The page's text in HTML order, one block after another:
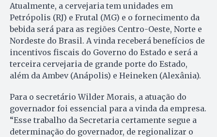
Atualmente, a cervejaria tem unidades em
Petrópolis (RJ) e Frutal (MG) e o fornecimento da
bebida será para as regiões Centro-Oeste, Norte e
Nordeste do Brasil. A vinda receberá benefícios de
incentivos fiscais do Governo do Estado e será a
terceira cervejaria de grande porte do Estado,
além da Ambev (Anápolis) e Heineken (Alexânia).
Para o secretário Wilder Morais, a atuação do
governador foi essencial para a vinda da empresa.
“Esse trabalho da Secretaria certamente segue a
determinação do governador, de regionalizar o